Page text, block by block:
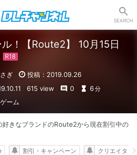
SEARCH
！【Route2】 10月15日
ぎ
投稿：2019.09.26
615 view 0 6分
ゲーム
好きなブランドのRoute2から現在割引中の
割引・キャンペーン クリエイター